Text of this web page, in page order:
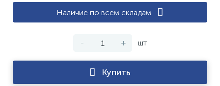
Наличие по всем складам
- + шт
Купить